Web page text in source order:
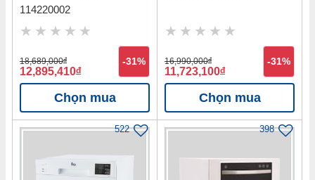
114220002
18,689,000đ
12,895,410đ
-31%
Chọn mua
16,990,000đ
11,723,100đ
-31%
Chọn mua
522 398